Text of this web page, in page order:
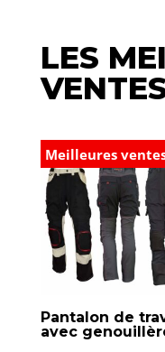
LES
Meilleures
Pantalon de
avec